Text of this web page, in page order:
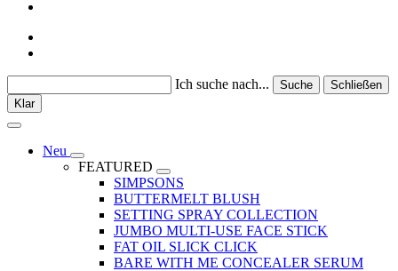
Ich suche nach... Suche
Schließen
Klar
Neu
FEATURED
SIMPSONS
BUTTERMELT BLUSH
SETTING SPRAY COLLECTION
JUMBO MULTI-USE FACE STICK
FAT OIL SLICK CLICK
BARE WITH ME CONCEALER SERUM